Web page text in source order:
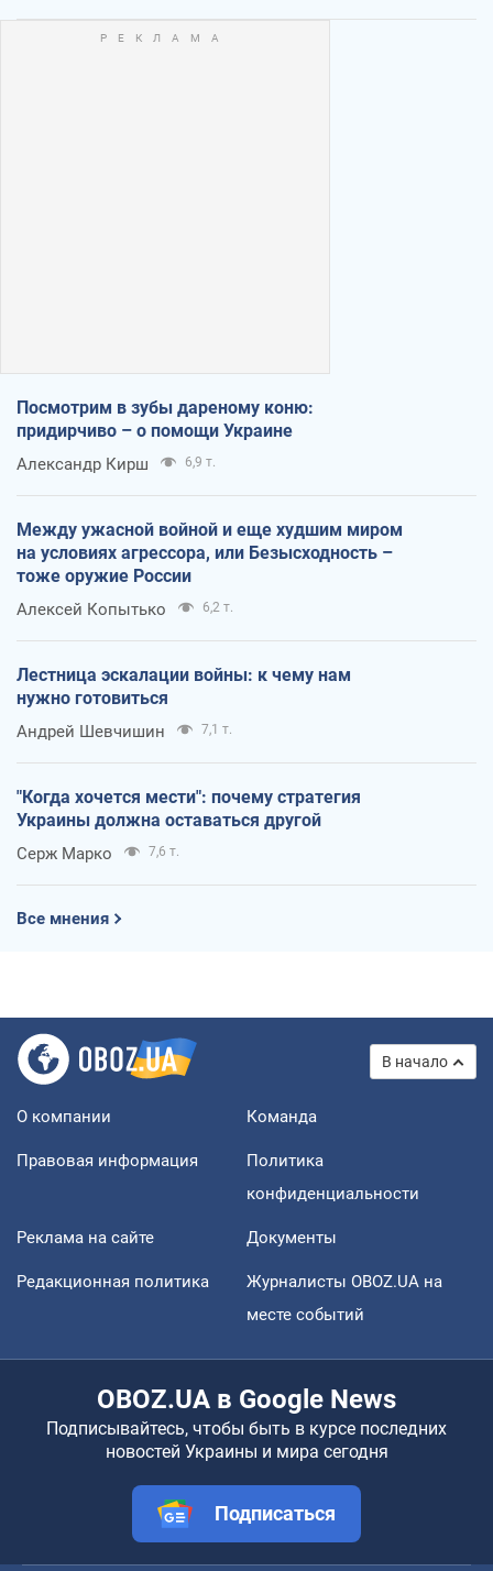
Посмотрим в зубы дареному коню:
придирчиво – о помощи Украине
Александр Кирш 6,9 т.
Между ужасной войной и еще худшим миром
на условиях агрессора, или Безысходность –
тоже оружие России
Алексей Копытько 6,2 т.
Лестница эскалации войны: к чему нам
нужно готовиться
Андрей Шевчишин 7,1 т.
"Когда хочется мести": почему стратегия
Украины должна оставаться другой
Серж Марко 7,6 т.
Все мнения
В начало
О компании Команда
Правовая информация
Политика
конфиденциальности
Реклама на сайте Документы
Редакционная политика
Журналисты OBOZ.UA на
месте событий
OBOZ.UA в Google News
Подписывайтесь, чтобы быть в курсе последних
новостей Украины и мира сегодня
Подписаться